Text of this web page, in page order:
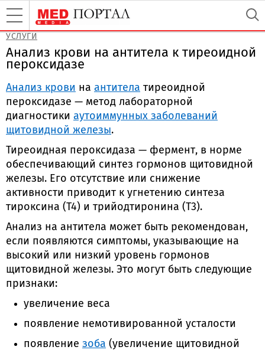
УСЛУГИ
Анализ крови на антитела к тиреоидной
пероксидазе
Анализ крови на антитела тиреоидной
пероксидазе — метод лабораторной
диагностики аутоиммунных заболеваний
щитовидной железы.
Тиреоидная пероксидаза — фермент, в норме
обеспечивающий синтез гормонов щитовидной
железы. Его отсутствие или снижение
активности приводит к угнетению синтеза
тироксина (Т4) и трийодтиронина (Т3).
Анализ на антитела может быть рекомендован,
если появляются симптомы, указывающие на
высокий или низкий уровень гормонов
щитовидной железы. Это могут быть следующие
признаки:
увеличение веса
появление немотивированной усталости
появление зоба (увеличение щитовидной